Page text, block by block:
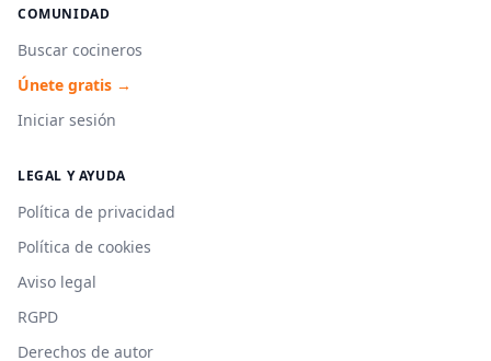
COMUNIDAD
Buscar cocineros
Únete gratis →
Iniciar sesión
LEGAL Y AYUDA
Política de privacidad
Política de cookies
Aviso legal
RGPD
Derechos de autor